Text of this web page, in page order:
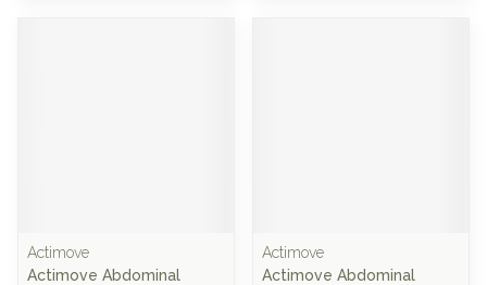
Actimove
Actimove Abdominal
Actimove
Actimove Abdominal